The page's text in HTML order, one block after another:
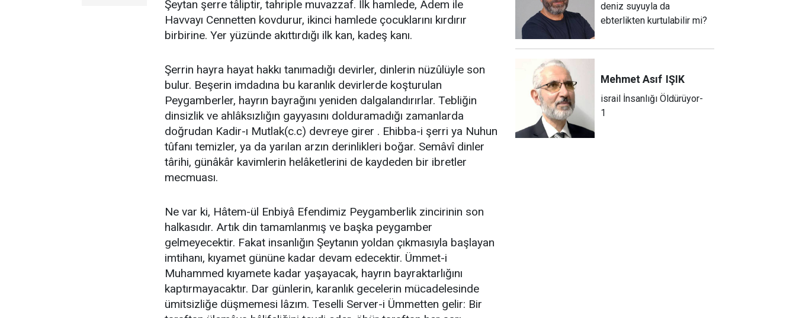
Şeytan şerre tâliptir, tahriple muvazzaf. İlk hamlede, Âdem ile
Havvayı Cennetten kovdurur, ikinci hamlede çocuklarını kırdırır
birbirine. Yer yüzünde akıttırdığı ilk kan, kadeş kanı.
Şerrin hayra hayat hakkı tanımadığı devirler, dinlerin nüzûlüyle son
bulur. Beşerin imdadına bu karanlık devirlerde koşturulan
Peygamberler, hayrın bayrağını yeniden dalgalandırırlar. Tebliğin
dinsizlik ve ahlâksızlığın gayyasını dolduramadığı zamanlarda
doğrudan Kadir-ı Mutlak(c.c) devreye girer . Ehibba-i şerri ya Nuhun
tûfanı temizler, ya da yarılan arzın derinlikleri boğar. Semâvî dinler
târihi, günâkâr kavimlerin helâketlerini de kaydeden bir ibretler
mecmuası.
Ne var ki, Hâtem-ül Enbiyâ Efendimiz Peygamberlik zincirinin son
halkasıdır. Artık din tamamlanmış ve başka peygamber
gelmeyecektir. Fakat insanlığın Şeytanın yoldan çıkmasıyla başlayan
imtihanı, kıyamet gününe kadar devam edecektir. Ümmet-i
Muhammed kıyamete kadar yaşayacak, hayrın bayraktarlığını
kaptırmayacaktır. Dar günlerin, karanlık gecelerin mücadelesinde
ümitsizliğe düşmemesi lâzım. Teselli Server-i Ümmetten gelir: Bir
deniz suyuyla da
ebterlikten kurtulabilir mi?
Mehmet Asıf IŞIK
israil İnsanlığı Öldürüyor-
1